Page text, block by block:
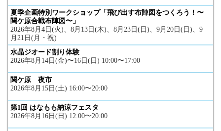
夏季企画特別ワークショップ「飛び出す布陣図をつくろう！〜
関ケ原合戦布陣図〜」
2026年8月4日(火)、8月13日(木)、8月23日(日)、9月20日(日)、9
月21日(月・祝)
水晶ジオード割り体験
2026年8月14日(金)〜16日(日) 10:00〜17:00
関ケ原 夜市
2026年8月15日(土) 16:00〜20:00
第1回 はなもも納涼フェスタ
2026年8月16日(日) 12:00〜20:00